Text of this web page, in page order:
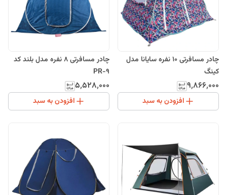
چادر مسافرتی 10 نفره سایانا مدل
کینگ
۹٬۸۶۶٬۰۰۰
افزودن به سبد
چادر مسافرتی 8 نفره مدل بلند کد
PR-9
۵٬۵۲۸٬۰۰۰
افزودن به سبد